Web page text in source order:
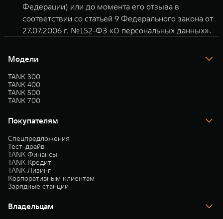
Федерации) или до момента его отзыва в
соответствии со статьей 9 Федерального закона от
27.07.2006 г. №152-ФЗ «О персональных данных».
Модели
TANK 300
TANK 400
TANK 500
TANK 700
Покупателям
Спецпредложения
Тест-драйв
TANK Финансы
TANK Кредит
TANK Лизинг
Корпоративным клиентам
Зарядные станции
Владельцам